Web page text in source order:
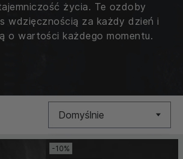
życia. Te ozdoby
wdzięcznością za każdy dzień i
o wartości każdego momentu.
Domyślnie
Nowość
-10%